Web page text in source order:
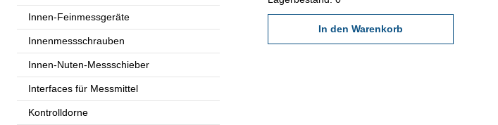
Innen-Feinmessgeräte
Innenmessschrauben
Innen-Nuten-Messschieber
Interfaces für Messmittel
Kontrolldorne
Vorschriften von VDI/VDE/DGQ 2618
oder nach angegebenen Werksnormen
In den Warenkorb